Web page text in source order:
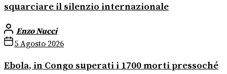
squarciare il silenzio internazionale
Enzo Nucci
5 Agosto 2026
Ebola, in Congo superati i 1700 morti pressoché